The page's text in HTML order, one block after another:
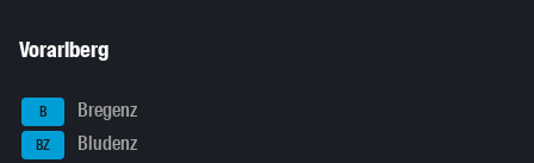
Vorarlberg
B Bregenz
BZ Bludenz